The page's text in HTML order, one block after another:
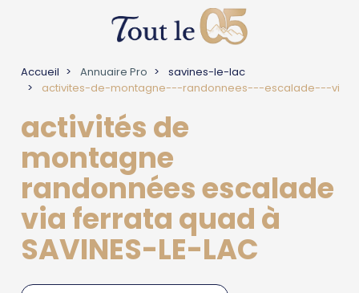
Accueil Annuaire Pro
savines-le-lac
activites-de-montagne---randonnees---escalade---vi
activités de
montagne
randonnées escalade
via ferrata quad à
SAVINES-LE-LAC